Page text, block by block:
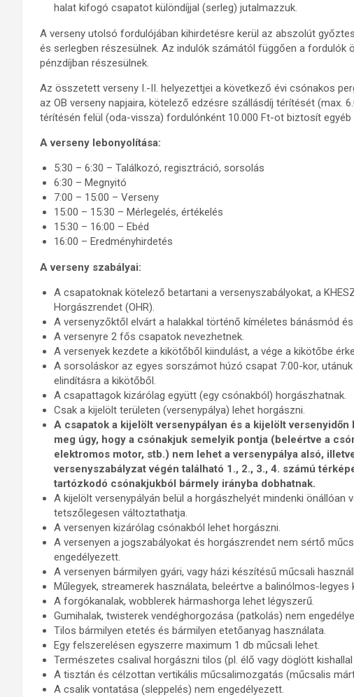
halat kifogó csapatot különdíjjal (serleg) jutalmazzuk.
A verseny utolsó fordulójában kihirdetésre kerül az abszolút
és serlegben részesülnek. Az indulók számától függően a fordulók
pénzdíjban részesülnek.
Az összetett verseny I.-II. helyezettjei a következő évi csónakos
az OB verseny napjaira, kötelező edzésre szállásdíj térítését (max.
térítésén felül (oda-vissza) fordulónként 10.000 Ft-ot biztosít egyéb
A verseny lebonyolítása:
5:30 – 6:30 – Találkozó, regisztráció, sorsolás
6:30 – Megnyitó
7:00 – 15:00 – Verseny
15:00 – 15:30 – Mérlegelés, értékelés
15:30 – 16:00 – Ebéd
16:00 – Eredményhirdetés
A verseny szabályai:
A csapatoknak kötelező betartani a versenyszabályokat, a
Horgászrendet (OHR).
A versenyzőktől elvárt a halakkal történő kíméletes bánásmód
A versenyre 2 fős csapatok nevezhetnek.
A versenyek kezdete a kikötőből kiindulást, a vége a kikötőbe
A sorsoláskor az egyes sorszámot húzó csapat 7:00-kor,
elindításra a kikötőből.
A csapattagok kizárólag együtt (egy csónakból) horgászhatnak.
Csak a kijelölt területen (versenypálya) lehet horgászni.
A csapatok a kijelölt versenypályan és a kijelölt
meg úgy, hogy a csónakjuk semelyik pontja (beleértve a
elektromos motor, stb.) nem lehet a versenypálya alsó,
versenyszabályzat végén található 1., 2., 3., 4. számú
tartózkodó csónakjukból bármely irányba dobhatnak.
A kijelölt versenypályán belül a horgászhelyét mindenki önállóan
tetszőlegesen változtathatja.
A versenyen kizárólag csónakból lehet horgászni.
A versenyen a jogszabályokat és horgászrendet nem sértő
engedélyezett.
A versenyen bármilyen gyári, vagy házi készítésű műcsali
Műlegyek, streamerek használata, beleértve a balinólmos-legyes
A forgókanalak, wobblerek hármashorga lehet légyszerű.
Gumihalak, twisterek vendéghorgozása (patkolás) nem
Tilos bármilyen etetés és bármilyen etetőanyag használata.
Egy felszerelésen egyszerre maximum 1 db műcsali lehet.
Természetes csalival horgászni tilos (pl. élő vagy döglött
A tisztán és célzottan vertikális műcsalimozgatás (műcsalis
A csalik vontatása (sleppelés) nem engedélyezett.